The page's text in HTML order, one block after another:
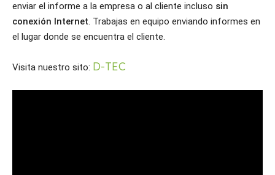
enviar el informe a la empresa o al cliente incluso sin
conexión Internet. Trabajas en equipo enviando informes en
el lugar donde se encuentra el cliente.
Visita nuestro sito: D-TEC